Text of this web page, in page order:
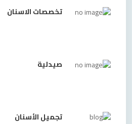
تخصصات الاسنان
صيدلية
تجميل الأسنان